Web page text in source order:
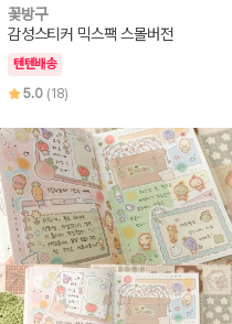
꽃방구
감성스티커 믹스팩 스몰버전
텐텐배송
5.0 (18)